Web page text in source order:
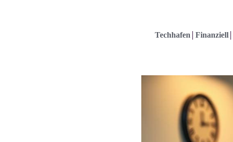
Techhafen Finanziell